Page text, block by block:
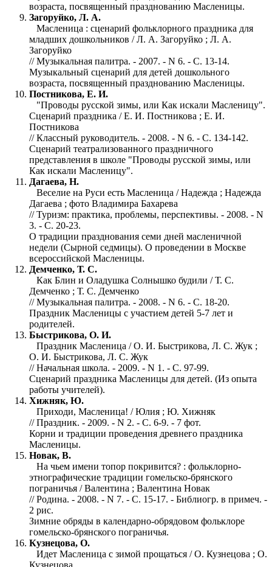
возраста, посвященный празднованию Масленицы.
Загоруйко, Л. А.
Масленица : сценарий фольклорного праздника для
младших дошкольников / Л. А. Загоруйко ; Л. А.
Загоруйко
// Музыкальная палитра. - 2007. - N 6. - С. 13-14.
Музыкальный сценарий для детей дошкольного
возраста, посвященный празднованию Масленицы.
Постникова, Е. И.
"Проводы русской зимы, или Как искали Масленицу".
Сценарий праздника / Е. И. Постникова ; Е. И.
Постникова
// Классный руководитель. - 2008. - N 6. - С. 134-142.
Сценарий театрализованного праздничного
представления в школе "Проводы русской зимы, или
Как искали Масленицу".
Дагаева, Н.
Веселие на Руси есть Масленица / Надежда ; Надежда
Дагаева ; фото Владимира Бахарева
// Туризм: практика, проблемы, перспективы. - 2008. - N
3. - С. 20-23.
О традиции празднования семи дней масленичной
недели (Сырной седмицы). О проведении в Москве
всероссийской Масленицы.
Демченко, Т. С.
Как Блин и Оладушка Солнышко будили / Т. С.
Демченко ; Т. С. Демченко
// Музыкальная палитра. - 2008. - N 6. - С. 18-20.
Праздник Масленицы с участием детей 5-7 лет и
родителей.
Быстрикова, О. И.
Праздник Масленица / О. И. Быстрикова, Л. С. Жук ;
О. И. Быстрикова, Л. С. Жук
// Начальная школа. - 2009. - N 1. - С. 97-99.
Сценарий праздника Масленицы для детей. (Из опыта
работы учителей).
Хижняк, Ю.
Приходи, Масленица! / Юлия ; Ю. Хижняк
// Праздник. - 2009. - N 2. - С. 6-9. - 7 фот.
Корни и традиции проведения древнего праздника
Масленицы.
Новак, В.
На чьем имени топор покривится? : фольклорно-
этнографические традиции гомельско-брянского
пограничья / Валентина ; Валентина Новак
// Родина. - 2008. - N 7. - С. 15-17. - Библиогр. в примеч. -
2 рис.
Зимние обряды в календарно-обрядовом фольклоре
гомельско-брянского пограничья.
Кузнецова, О.
Идет Масленица с зимой прощаться / О. Кузнецова ; О.
Кузнецова